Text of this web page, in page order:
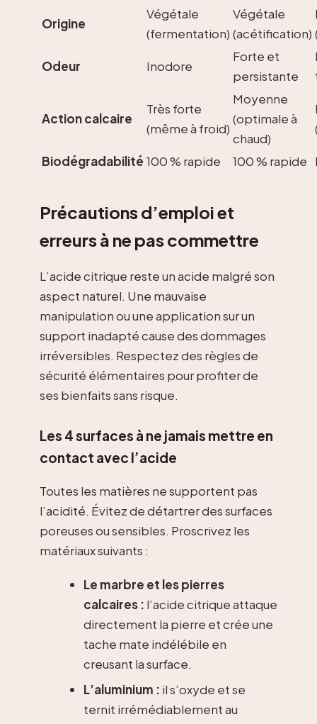
Origine
Végétale
(fermentation)
Végétale
(acétification)
Odeur Inodore
Forte et
persistante
Action calcaire
Très forte
(même à froid)
Moyenne
(optimale à
chaud)
Biodégradabilité 100 % rapide 100 % rapide
Précautions d’emploi et
erreurs à ne pas commettre
L’acide citrique reste un acide malgré son
aspect naturel. Une mauvaise
manipulation ou une application sur un
support inadapté cause des dommages
irréversibles. Respectez des règles de
sécurité élémentaires pour profiter de
ses bienfaits sans risque.
Les 4 surfaces à ne jamais mettre en
contact avec l’acide
Toutes les matières ne supportent pas
l’acidité. Évitez de détartrer des surfaces
poreuses ou sensibles. Proscrivez les
matériaux suivants :
Le marbre et les pierres
calcaires : l’acide citrique attaque
directement la pierre et crée une
tache mate indélébile en
creusant la surface.
L’aluminium : il s’oxyde et se
ternit irrémédiablement au